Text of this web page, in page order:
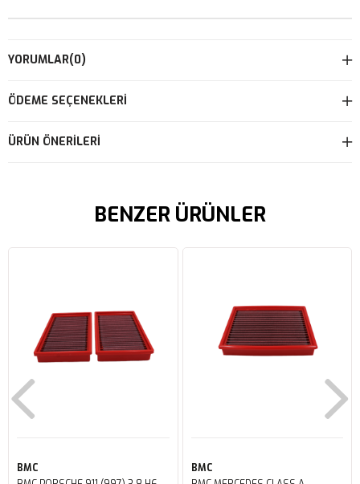
YORUMLAR(0)
ÖDEME SEÇENEKLERI
ÜRÜN ÖNERILERI
BENZER ÜRÜNLER
BMC
BMC